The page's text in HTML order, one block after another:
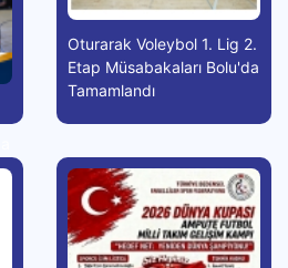
Oturarak Voleybol 1. Lig 2.
Etap Müsabakaları Bolu'da
Tamamlandı